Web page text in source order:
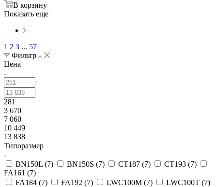
В корзину
Показать еще
1 2 3 ... 57
Фильтр
Цена
281
3 670
7 060
10 449
13 838
Типоразмер
BN150L (7) BN150S (7) CT187 (7) CT193 (7)
FA161 (7)
FA184 (7) FA192 (7) LWC100M (7) LWC100T (7)